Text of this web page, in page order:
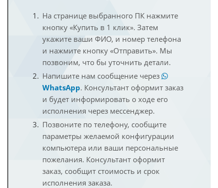
На странице выбранного ПК нажмите
кнопку «Купить в 1 клик». Затем
укажите ваши ФИО, и номер телефона
и нажмите кнопку «Отправить». Мы
позвоним, что бы уточнить детали.
Напишите нам сообщение через
WhatsApp. Консультант оформит заказ
и будет информировать о ходе его
исполнения через мессенджер.
Позвоните по телефону, сообщите
параметры желаемой конфигурации
компьютера или ваши персональные
пожелания. Консультант оформит
заказ, сообщит стоимость и срок
исполнения заказа.